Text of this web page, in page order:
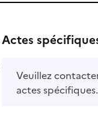
disponible
Actes
Veuillez
actes spécifiques.